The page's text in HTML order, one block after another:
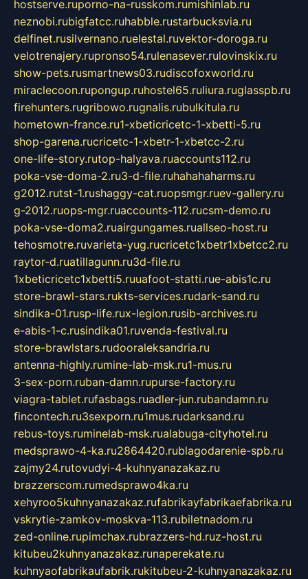
hostserve.ruporno-na-russkom.rumishinlab.ru
neznobi.rubigfatcc.ruhabble.rustarbucksvia.ru
delfinet.rusilvernano.ruelestal.ruvektor-doroga.ru
velotrenajery.rupronso54.rulenasever.rulovinskix.ru
show-pets.rusmartnews03.rudiscofoxworld.ru
miraclecoon.rupongup.ruhostel65.ruliura.ruglasspb.ru
firehunters.rugribowo.rugnalis.rubulkitula.ru
hometown-france.ru1-xbeticricetc-1-xbetti-5.ru
shop-garena.rucricetc-1-xbetr-1-xbetcc-2.ru
one-life-story.rutop-halyava.ruaccounts112.ru
poka-vse-doma-2.ru3-d-file.ruhahahaharms.ru
g2012.rutst-1.rushaggy-cat.ruopsmgr.ruev-gallery.ru
g-2012.ruops-mgr.ruaccounts-112.rucsm-demo.ru
poka-vse-doma2.ruairgungames.ruallseo-host.ru
tehosmotre.ruvarieta-yug.rucricetc1xbetr1xbetcc2.ru
raytor-d.ruatillagunn.ru3d-file.ru
1xbeticricetc1xbetti5.ruuafoot-statti.rue-abis1c.ru
store-brawl-stars.rukts-services.rudark-sand.ru
sindika-01.rusp-life.rux-legion.rusib-archives.ru
e-abis-1-c.rusindika01.ruvenda-festival.ru
store-brawlstars.rudooraleksandria.ru
antenna-highly.rumine-lab-msk.ru1-mus.ru
3-sex-porn.ruban-damn.rupurse-factory.ru
viagra-tablet.rufasbags.ruadler-jun.rubandamn.ru
fincontech.ru3sexporn.ru1mus.rudarksand.ru
rebus-toys.ruminelab-msk.rualabuga-cityhotel.ru
medsprawo-4-ka.ru2864420.rublagodarenie-spb.ru
zajmy24.rutovudyi-4-kuhnyanazakaz.ru
brazzerscom.rumedsprawo4ka.ru
xehyroo5kuhnyanazakaz.rufabrikayfabrikaefabrika.ru
vskrytie-zamkov-moskva-113.rubiletnadom.ru
zed-online.rupimchax.rubrazzers-hd.ruz-host.ru
kitubeu2kuhnyanazakaz.runaperekate.ru
kuhnyaofabrikaufabrik.rukitubeu-2-kuhnyanazakaz.ru